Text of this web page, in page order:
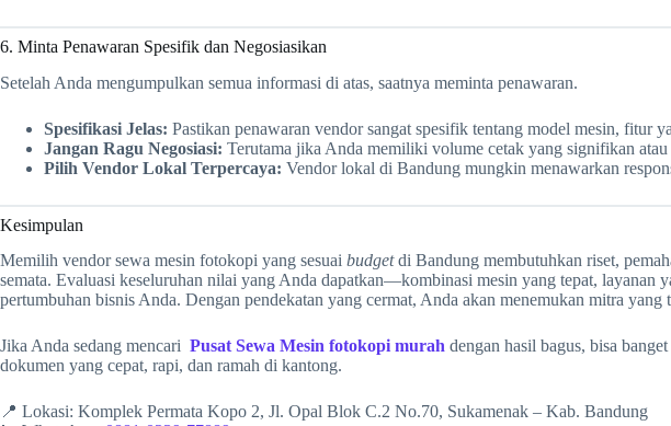
6. Minta Penawaran Spesifik dan Negosiasikan
Setelah Anda mengumpulkan semua informasi di atas, saatnya meminta penawaran.
Spesifikasi Jelas: Pastikan penawaran vendor sangat spesifik tentang model mesin, fitur
Jangan Ragu Negosiasi: Terutama jika Anda memiliki volume cetak yang signifikan
Pilih Vendor Lokal Terpercaya: Vendor lokal di Bandung mungkin menawarkan
Kesimpulan
Memilih vendor sewa mesin fotokopi yang sesuai budgetdi Bandung membutuhkan riset,
semata. Evaluasi keseluruhan nilai yang Anda dapatkan—kombinasi mesin yang tepat,
pertumbuhan bisnis Anda. Dengan pendekatan yang cermat, Anda akan menemukan mitra yang
Jika Anda sedang mencari Pusat Sewa Mesin fotokopi murah dengan hasil bagus, bisa
dokumen yang cepat, rapi, dan ramah di kantong.
📍 Lokasi: Komplek Permata Kopo 2, Jl. Opal Blok C.2 No.70, Sukamenak – Kab. Bandung